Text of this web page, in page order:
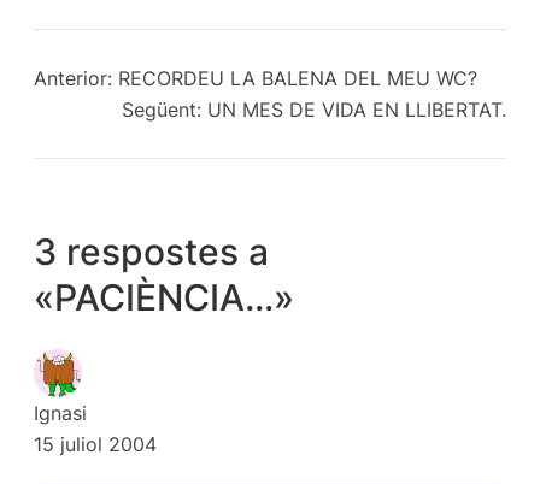
Anterior: RECORDEU LA BALENA DEL MEU WC?
Següent: UN MES DE VIDA EN LLIBERTAT.
3 respostes a
«PACIÈNCIA…»
Ignasi
15 juliol 2004